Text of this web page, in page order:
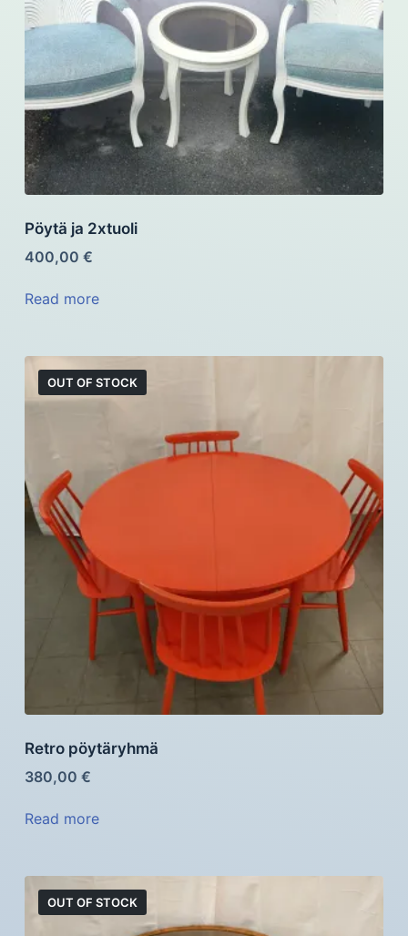
Pöytä ja 2xtuoli
400,00 €
Read more
OUT OF STOCK
Retro pöytäryhmä
380,00 €
Read more
OUT OF STOCK